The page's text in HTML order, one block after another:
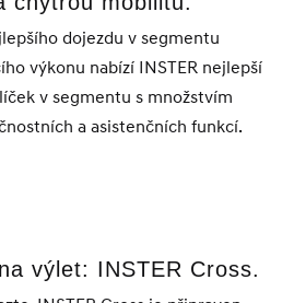
dojezdu v segmentu
výkonu nabízí INSTER nejlepší
v segmentu s množstvím
a asistenčních funkcí.
výlet: INSTER Cross.